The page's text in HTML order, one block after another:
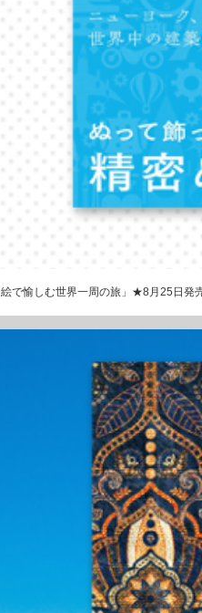
で愉しむ世界一周の旅」★8月25日発